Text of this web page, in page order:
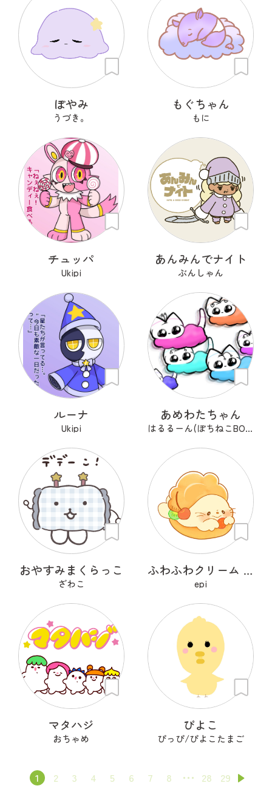
ぽやみ
うづき。
もぐちゃん
もに
チュッパ
Ukipi
あんみんでナイト
ぶんしゃん
ルーナ
Ukipi
あめわたちゃん
はるるーん(ぽちねこBOOKS)
おやすみまくらっこ
ざわこ
ふわふわクリーム あざらシュー
epi
マタハジ
おちゃめ
ぴよこ
ぴっぴ/ぴよこたまご
1 2 3 4 5 6 7 8 28 29